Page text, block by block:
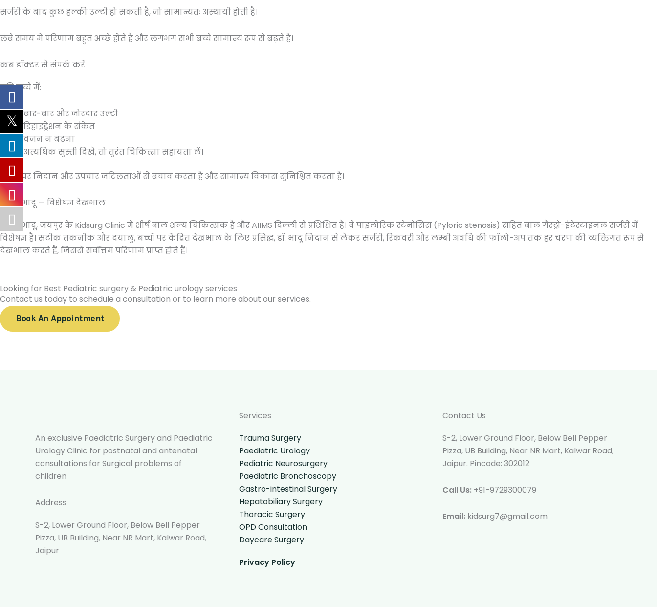
सर्जरी के बाद कुछ हल्की उल्टी हो सकती है, जो सामान्यतः अस्थायी होती है।
लंबे समय में परिणाम बहुत अच्छे होते हैं और लगभग सभी बच्चे सामान्य रूप से बढ़ते हैं।
कब डॉक्टर से संपर्क करें
यदि बच्चे में:
बार-बार और जोरदार उल्टी
डिहाइड्रेशन के संकेत
वजन न बढ़ना
अत्यधिक सुस्ती दिखे, तो तुरंत चिकित्सा सहायता लें।
समय पर निदान और उपचार जटिलताओं से बचाव करता है और सामान्य विकास सुनिश्चित करता है।
डॉ. डी. भादू — विशेषज्ञ देखभाल
डॉ. डी. भादू, जयपुर के Kidsurg Clinic में शीर्ष बाल शल्य चिकित्सक हैं और AIIMS दिल्ली से प्रशिक्षित हैं। वे पाइलोरिक स्टेनोसिस (Pyloric stenosis) सहित बाल गैस्ट्रो-इंटेस्टाइनल सर्जरी में
विशेषज्ञ हैं। सटीक तकनीक और दयालु, बच्चों पर केंद्रित देखभाल के लिए प्रसिद्ध, डॉ. भादू निदान से लेकर सर्जरी, रिकवरी और लम्बी अवधि की फॉलो-अप तक हर चरण की व्यक्तिगत रूप से
देखभाल करते हैं, जिससे सर्वोत्तम परिणाम प्राप्त होते हैं।
Looking for Best Pediatric surgery & Pediatric urology services
Contact us today to schedule a consultation or to learn more about our services.
Book An Appointment
An exclusive Paediatric Surgery and Paediatric
Urology Clinic for postnatal and antenatal
consultations for Surgical problems of
children
Address
S-2, Lower Ground Floor, Below Bell Pepper
Pizza, UB Building, Near NR Mart, Kalwar Road,
Jaipur
Services
Trauma Surgery
Paediatric Urology
Pediatric Neurosurgery
Paediatric Bronchoscopy
Gastro-intestinal Surgery
Hepatobiliary Surgery
Thoracic Surgery
OPD Consultation
Daycare Surgery
Privacy Policy
Contact Us
S-2, Lower Ground Floor, Below Bell Pepper
Pizza, UB Building, Near NR Mart, Kalwar Road,
Jaipur. Pincode: 302012
Call Us: +91-9729300079
Email: kidsurg7@gmail.com